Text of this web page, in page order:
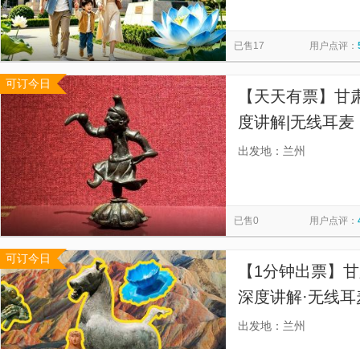
已售17 用户点评：
可订今日
【天天有票】
度讲解|无线耳
的讲师2小时深
出发地：兰州
已售0 用户点评：
可订今日
【1分钟出票】
深度讲解·无线
强，拒绝超级大
出发地：兰州